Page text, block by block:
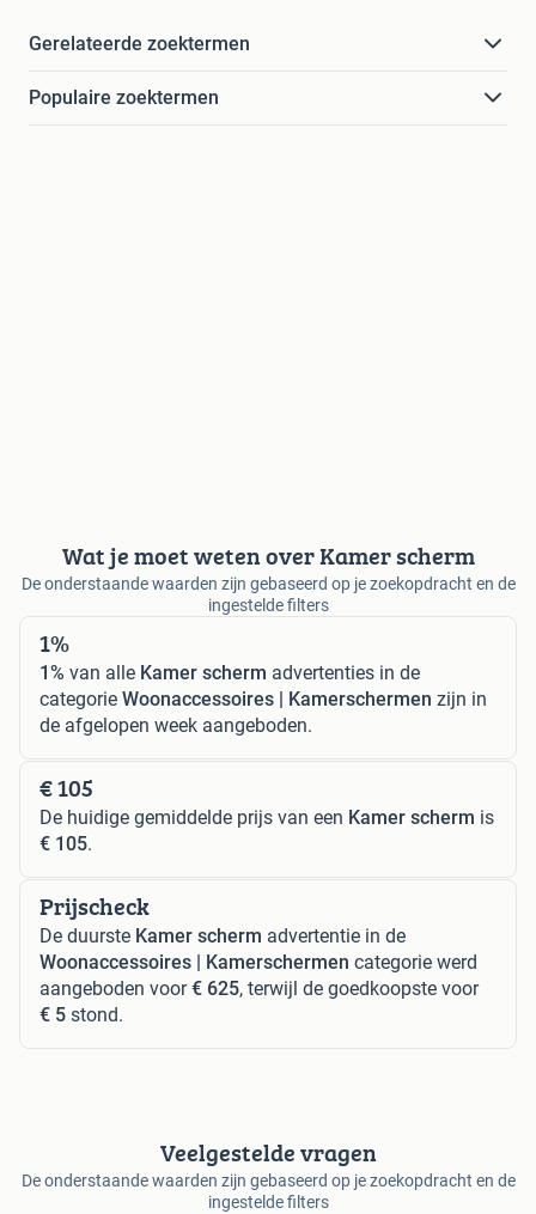
Gerelateerde zoektermen
Populaire zoektermen
Wat je moet weten over Kamer scherm
De onderstaande waarden zijn gebaseerd op je zoekopdracht en de
ingestelde filters
1%
1% van alle Kamer scherm advertenties in de
categorie Woonaccessoires | Kamerschermen zijn in
de afgelopen week aangeboden.
€ 105
De huidige gemiddelde prijs van een Kamer scherm is
€ 105.
Prijscheck
De duurste Kamer scherm advertentie in de
Woonaccessoires | Kamerschermen categorie werd
aangeboden voor€ 625, terwijl de goedkoopste voor
€ 5 stond.
Veelgestelde vragen
De onderstaande waarden zijn gebaseerd op je zoekopdracht en de
ingestelde filters